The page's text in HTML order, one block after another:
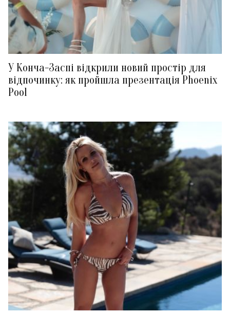
У Конча-Заспі відкрили новий простір для
відпочинку: як пройшла презентація Phoenix
Pool